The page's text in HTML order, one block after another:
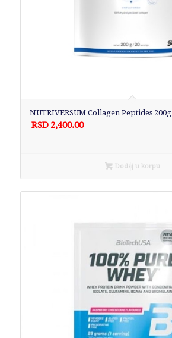
NUTRIVERSUM Collagen Peptides 200g
RSD 2,400.00
Dodaj u korpu